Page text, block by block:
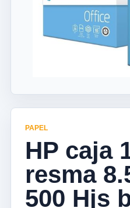
PAPEL
HP caja
resma
500 Hjs